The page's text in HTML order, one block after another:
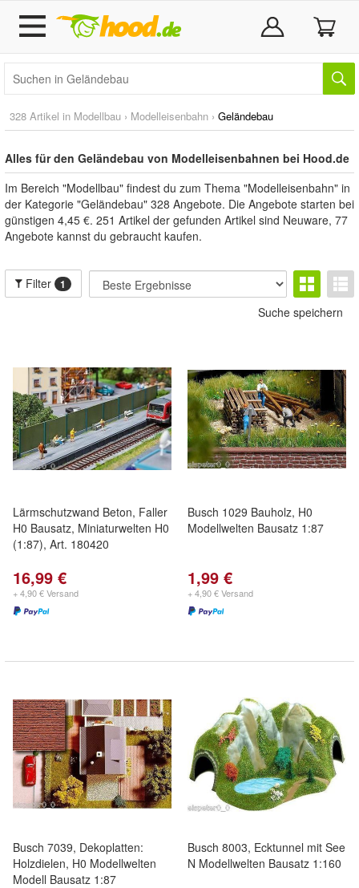
328 Artikel in Modellbau › Modelleisenbahn › Geländebau
Alles für den Geländebau von Modelleisenbahnen bei Hood.de
Im Bereich "Modellbau" findest du zum Thema "Modelleisenbahn" in
der Kategorie "Geländebau" 328 Angebote. Die Angebote starten bei
günstigen 4,45 €. 251 Artikel der gefunden Artikel sind Neuware, 77
Angebote kannst du gebraucht kaufen.
Filter 1
Suche speichern
Lärmschutzwand Beton, Faller
H0 Bausatz, Miniaturwelten H0
(1:87), Art. 180420
16,99 €
+ 4,90 € Versand
Busch 1029 Bauholz, H0
Modellwelten Bausatz 1:87
1,99 €
+ 4,90 € Versand
Busch 7039, Dekoplatten:
Holzdielen, H0 Modellwelten
Modell Bausatz 1:87
Busch 8003, Ecktunnel mit See
N Modellwelten Bausatz 1:160